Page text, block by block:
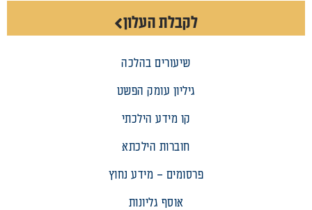
שיעורים בהלכה
גיליון עומק הפשט
קו מידע הילכתי
חוברות הילכתא
פרסומים – מידע נחוץ
אוסף גליונות
לקבלת העלון